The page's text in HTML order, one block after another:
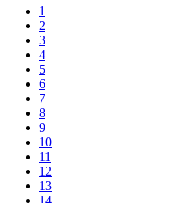
1
2
3
4
5
6
7
8
9
10
11
12
13